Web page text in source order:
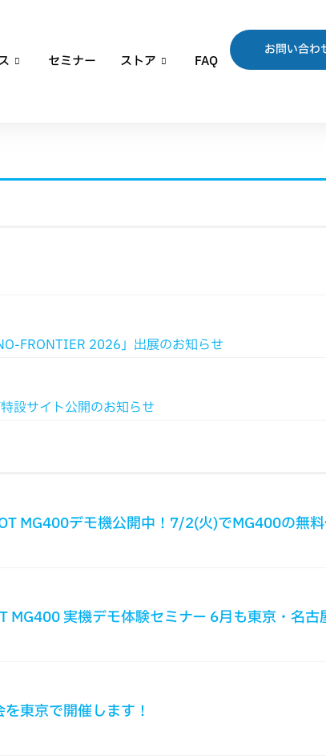
セミナー ストア FAQ
お問い合わ
FRONTIER 2026」出展のお知らせ
設サイト公開のお知らせ
MG400デモ機公開中！7/2(火)でMG400の無
MG400 実機デモ体験セミナー 6月も東京・名
東京で開催します！